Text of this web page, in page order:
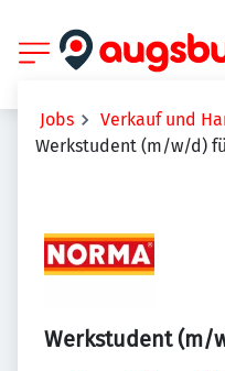
Jobs
Verkauf und
Werkstudent (m/w/d)
Werkstudent (m/